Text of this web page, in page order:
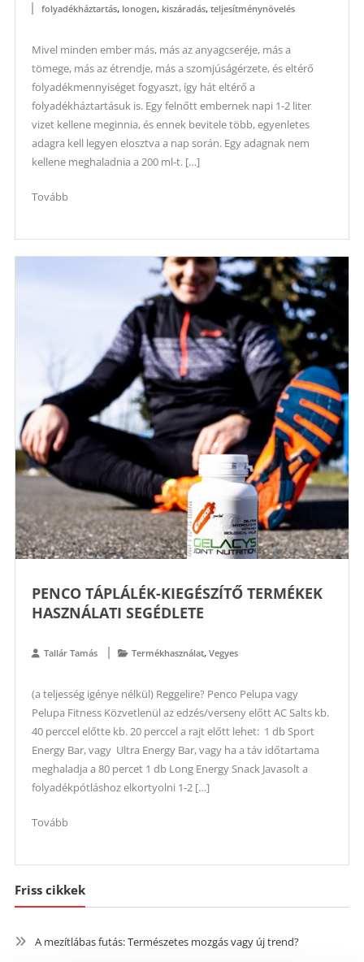
folyadékháztartás, Ionogen, kiszáradás, teljesítménynövelés
Mivel minden ember más, más az anyagcseréje, más a
tömege, más az étrendje, más a szomjúságérzete, és eltérő
folyadékmennyiséget fogyaszt, így hát eltérő a
folyadékháztartásuk is. Egy felnőtt embernek napi 1-2 liter
vizet kellene meginnia, és ennek bevitele több, egyenletes
adagra kell legyen elosztva a nap során. Egy adagnak nem
kellene meghaladnia a 200 ml-t. […]
Tovább
PENCO TÁPLÁLÉK-KIEGÉSZÍTŐ TERMÉKEK
HASZNÁLATI SEGÉDLETE
Tallár Tamás Termékhasználat, Vegyes
(a teljesség igénye nélkül) Reggelire? Penco Pelupa vagy
Pelupa Fitness Közvetlenül az edzés/verseny előtt AC Salts kb.
40 perccel előtte kb. 20 perccel a rajt előtt lehet: 1 db Sport
Energy Bar, vagy Ultra Energy Bar, vagy ha a táv időtartama
meghaladja a 80 percet 1 db Long Energy Snack Javasolt a
folyadékpótláshoz elkortyolni 1-2 […]
Tovább
Friss cikkek
A mezítlábas futás: Természetes mozgás vagy új trend?